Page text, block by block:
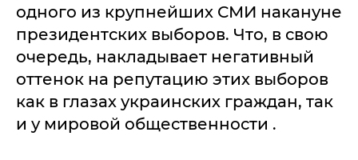
одного из крупнейших СМИ накануне
президентских выборов. Что, в свою
очередь, накладывает негативный
оттенок на репутацию этих выборов
как в глазах украинских граждан, так
и у мировой общественности .